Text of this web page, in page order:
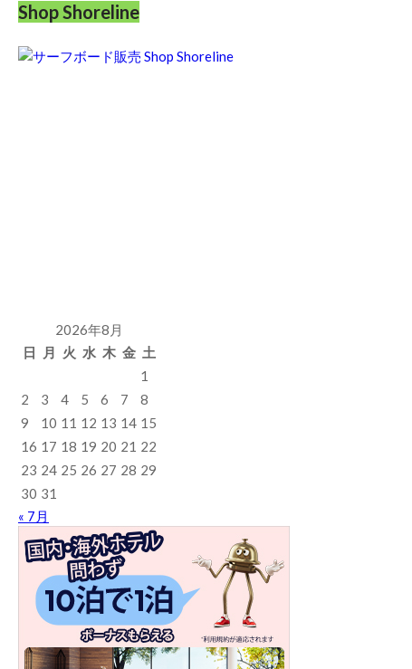
Shop Shoreline
2026年8月
日
月 火 水 木 金 土
1
2
3 4 5 6 7
8
9
10 11 12 13 14 15
16 17 18 19 20 21 22
23 24 25 26 27 28 29
30 31
« 7月